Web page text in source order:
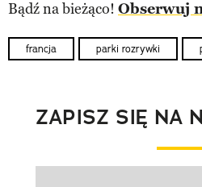
Bądź na bieżąco! Obserwuj
francja parki rozrywki
ZAPISZ SIĘ NA